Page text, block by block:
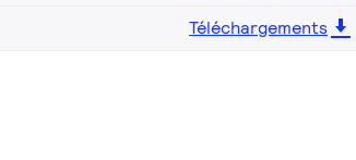
Téléchargements